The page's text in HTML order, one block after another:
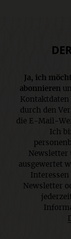
Ja, ich
abonnieren
durch den
die E-Mail-
Ich
Newsletter
ausgewertet
Interessen
Newsletter